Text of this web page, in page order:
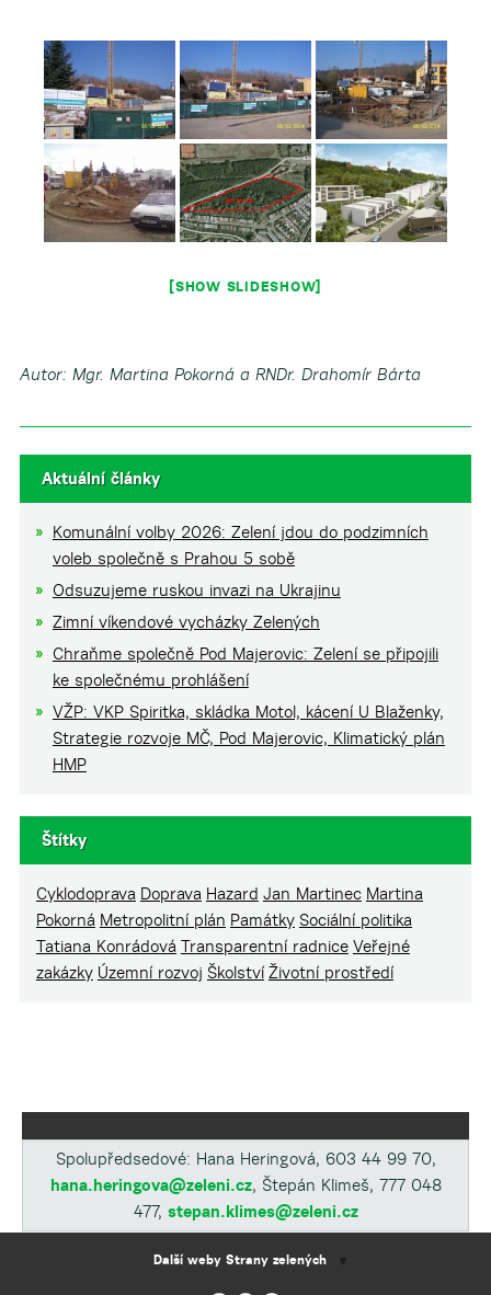
[SHOW SLIDESHOW]
Autor: Mgr. Martina Pokorná a RNDr. Drahomír Bárta
Aktuální články
Komunální volby 2026: Zelení jdou do podzimních
voleb společně s Prahou 5 sobě
Odsuzujeme ruskou invazi na Ukrajinu
Zimní víkendové vycházky Zelených
Chraňme společně Pod Majerovic: Zelení se připojili
ke společnému prohlášení
VŽP: VKP Spiritka, skládka Motol, kácení U Blaženky,
Strategie rozvoje MČ, Pod Majerovic, Klimatický plán
HMP
Štítky
Cyklodoprava Doprava Hazard Jan Martinec Martina
Pokorná Metropolitní plán Památky Sociální politika
Tatiana Konrádová Transparentní radnice Veřejné
zakázky Územní rozvoj Školství Životní prostředí
Spolupředsedové: Hana Heringová, 603 44 99 70,
hana.heringova@zeleni.cz, Štepán Klimeš, 777 048
477, stepan.klimes@zeleni.cz
Další weby Strany zelených ▼